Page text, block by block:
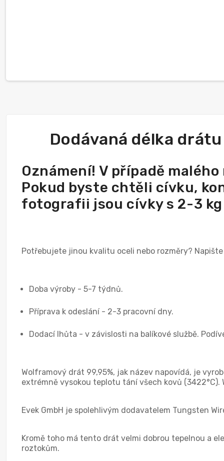
Dodávaná délka
Oznámení! V případě
Pokud byste chtěli cívku,
fotografii jsou cívky s 2-3
Potřebujete jinou kvalitu oceli nebo rozměry?
Doba výroby - 5-7 týdnů.
Příprava k odeslání - 2-3 pracovní dny.
Dodací lhůta - v závislosti na balíkové službě.
Wolframový drát 99,95%, jak název napovídá, je
extrémně vysokou teplotu tání všech kovů
Evek GmbH je spolehlivým dodavatelem Tungsten
Kromě toho má tento drát velmi dobrou tepelnou a
roztokům.